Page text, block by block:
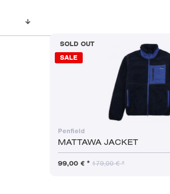
SOLD OUT
SALE
Penfield
MATTAWA JACKET
99,00 € * 179,00 € *